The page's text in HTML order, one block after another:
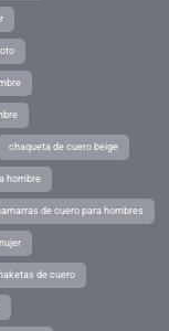
chaqueta de cuero beige
hombre
de cuero para hombres
de cuero